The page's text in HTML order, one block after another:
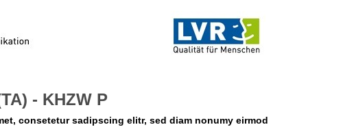
- KHZW P
consetetur sadipscing elitr, sed diam nonumy eirmod